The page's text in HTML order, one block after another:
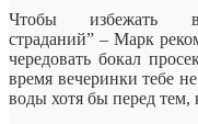
Чтобы избежать
страданий” – Марк
чередовать бокал
время вечеринки тебе
воды хотя бы перед тем,